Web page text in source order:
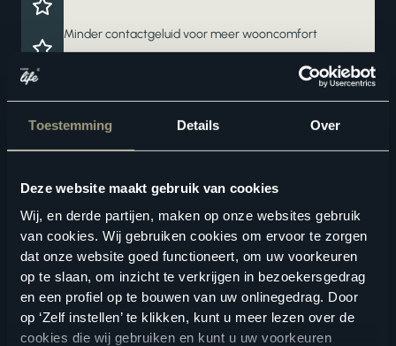
Toestemming Details Over
Deze website maakt gebruik van cookies
Wij, en derde partijen, maken op onze websites gebruik
van cookies. Wij gebruiken cookies om ervoor te zorgen
dat onze website goed functioneert, om uw voorkeuren
op te slaan, om inzicht te verkrijgen in bezoekersgedrag
en een profiel op te bouwen van uw onlinegedrag. Door
op ‘Zelf instellen’ te klikken, kunt u meer lezen over de
cookies die wij gebruiken en kunt u uw voorkeuren
Minder contactgeluid voor meer wooncomfort
Deze vloer haalt het maximale uit jouw vloerverwarming
Een waterbestendige vloer voor zorgeloos wooncomfort
Geschikte vloertoebehoren